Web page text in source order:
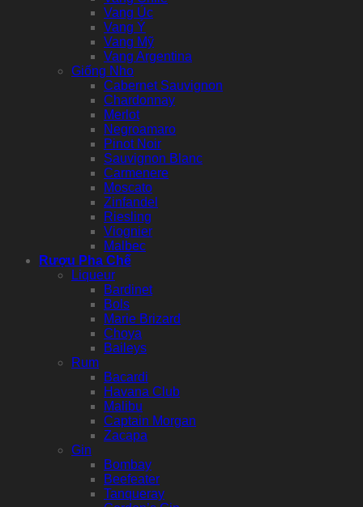
Vang Úc
Vang Ý
Vang Mỹ
Vang Argentina
Giống Nho
Cabernet Sauvignon
Chardonnay
Merlot
Negroamaro
Pinot Noir
Sauvignon Blanc
Carmenere
Moscato
Zinfandel
Riesling
Viognier
Malbec
Rượu Pha Chế
Liqueur
Bardinet
Bols
Marie Brizard
Choya
Baileys
Rum
Bacardi
Havana Club
Malibu
Captain Morgan
Zacapa
Gin
Bombay
Beefeater
Tanqueray